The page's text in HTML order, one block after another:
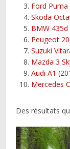
Ford Puma
Skoda
BMW 435d
Peugeot
Suzuki
Mazda 3
Audi A1
Mercedes
Des résultats